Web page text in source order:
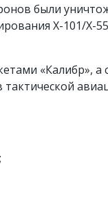
были
Х-101/Х-
«Калибр», а